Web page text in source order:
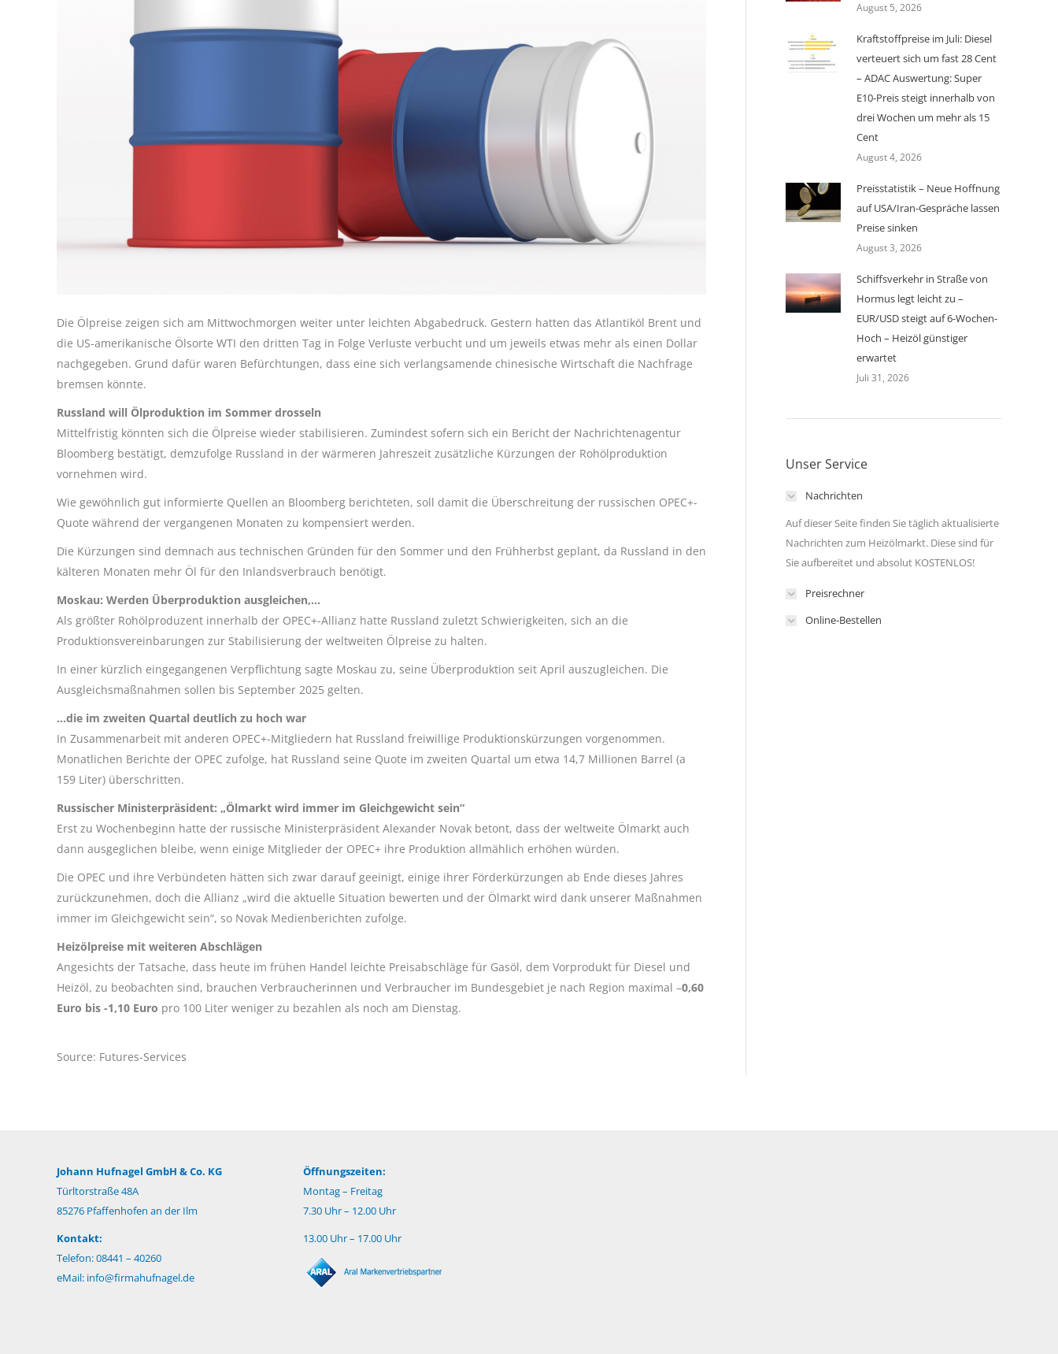
Die Ölpreise zeigen sich am Mittwochmorgen weiter unter leichten Abgabedruck. Gestern hatten das Atlantiköl Brent und
die US-amerikanische Ölsorte WTI den dritten Tag in Folge Verluste verbucht und um jeweils etwas mehr als einen Dollar
nachgegeben. Grund dafür waren Befürchtungen, dass eine sich verlangsamende chinesische Wirtschaft die Nachfrage
bremsen könnte.
Russland will Ölproduktion im Sommer drosseln
Mittelfristig könnten sich die Ölpreise wieder stabilisieren. Zumindest sofern sich ein Bericht der Nachrichtenagentur
Bloomberg bestätigt, demzufolge Russland in der wärmeren Jahreszeit zusätzliche Kürzungen der Rohölproduktion
vornehmen wird.
Wie gewöhnlich gut informierte Quellen an Bloomberg berichteten, soll damit die Überschreitung der russischen OPEC+-
Quote während der vergangenen Monaten zu kompensiert werden.
Die Kürzungen sind demnach aus technischen Gründen für den Sommer und den Frühherbst geplant, da Russland in den
kälteren Monaten mehr Öl für den Inlandsverbrauch benötigt.
Moskau: Werden Überproduktion ausgleichen,…
Als größter Rohölproduzent innerhalb der OPEC+-Allianz hatte Russland zuletzt Schwierigkeiten, sich an die
Produktionsvereinbarungen zur Stabilisierung der weltweiten Ölpreise zu halten.
In einer kürzlich eingegangenen Verpflichtung sagte Moskau zu, seine Überproduktion seit April auszugleichen. Die
Ausgleichsmaßnahmen sollen bis September 2025 gelten.
…die im zweiten Quartal deutlich zu hoch war
In Zusammenarbeit mit anderen OPEC+-Mitgliedern hat Russland freiwillige Produktionskürzungen vorgenommen.
Monatlichen Berichte der OPEC zufolge, hat Russland seine Quote im zweiten Quartal um etwa 14,7 Millionen Barrel (a
159 Liter) überschritten.
Russischer Ministerpräsident: „Ölmarkt wird immer im Gleichgewicht sein“
Erst zu Wochenbeginn hatte der russische Ministerpräsident Alexander Novak betont, dass der weltweite Ölmarkt auch
dann ausgeglichen bleibe, wenn einige Mitglieder der OPEC+ ihre Produktion allmählich erhöhen würden.
Die OPEC und ihre Verbündeten hätten sich zwar darauf geeinigt, einige ihrer Förderkürzungen ab Ende dieses Jahres
zurückzunehmen, doch die Allianz „wird die aktuelle Situation bewerten und der Ölmarkt wird dank unserer Maßnahmen
immer im Gleichgewicht sein“, so Novak Medienberichten zufolge.
Heizölpreise mit weiteren Abschlägen
Angesichts der Tatsache, dass heute im frühen Handel leichte Preisabschläge für Gasöl, dem Vorprodukt für Diesel und
Heizöl, zu beobachten sind, brauchen Verbraucherinnen und Verbraucher im Bundesgebiet je nach Region maximal –0,60
Euro bis -1,10 Euro pro 100 Liter weniger zu bezahlen als noch am Dienstag.
Source: Futures-Services
August 5, 2026
Kraftstoffpreise im Juli: Diesel
verteuert sich um fast 28 Cent
– ADAC Auswertung: Super
E10-Preis steigt innerhalb von
drei Wochen um mehr als 15
Cent
August 4, 2026
Preisstatistik – Neue Hoffnung
auf USA/Iran-Gespräche lassen
Preise sinken
August 3, 2026
Schiffsverkehr in Straße von
Hormus legt leicht zu –
EUR/USD steigt auf 6-Wochen-
Hoch – Heizöl günstiger
erwartet
Juli 31, 2026
Unser Service
Nachrichten
Auf dieser Seite finden Sie täglich aktualisierte
Nachrichten zum Heizölmarkt. Diese sind für
Sie aufbereitet und absolut KOSTENLOS!
Preisrechner
Online-Bestellen
Johann Hufnagel GmbH & Co. KG
Türltorstraße 48A
85276 Pfaffenhofen an der Ilm
Kontakt:
Telefon: 08441 – 40260
eMail: info@firmahufnagel.de
Öffnungszeiten:
Montag – Freitag
7.30 Uhr – 12.00 Uhr
13.00 Uhr – 17.00 Uhr